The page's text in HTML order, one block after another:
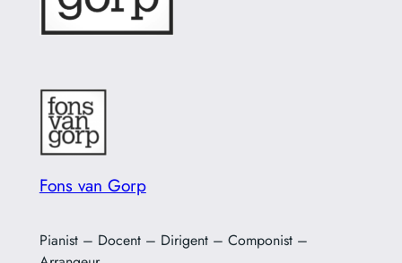
Fons van Gorp
Pianist – Docent – Dirigent – Componist –